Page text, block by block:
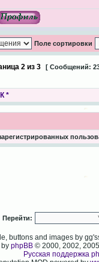
Поле сортировки
2из 3 [ Сообщений:
*
Перейти:
buttons and images by
byphpBB © 2000, 2002,
Русская поддержка